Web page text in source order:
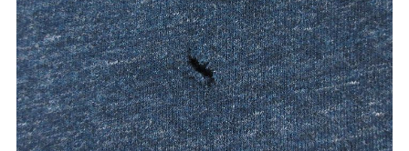
60年代 50年代 40年代
すべての年代を見る